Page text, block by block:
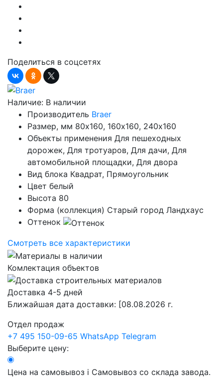
Поделиться в соцсетях
Наличие: В наличии
Производитель Braer
Размер, мм 80х160, 160х160, 240х160
Объекты применения Для пешеходных
дорожек, Для тротуаров, Для дачи, Для
автомобильной площадки, Для двора
Вид блока Квадрат, Прямоугольник
Цвет белый
Высота 80
Форма (коллекция) Старый город Ландхаус
Оттенок
Смотреть все характеристики
Комлектация объектов
Доставка 4-5 дней
Ближайшая дата доставки: [08.08.2026 г.
Отдел продаж
+7 495 150-09-65 WhatsApp Telegram
Выберите цену:
Цена на самовывоз i Самовывоз со склада завода.